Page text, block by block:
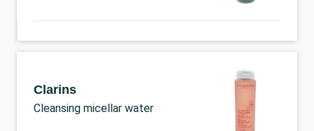
Clarins
Cleansing micellar water